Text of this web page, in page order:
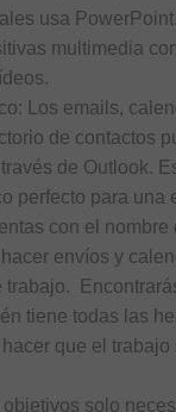
usa
multimedia
Los emails,
de contactos
de Outlook.
perfecto para una
con el nombre
envíos y
trabajo.
tiene todas las
que el trabajo
objetivos solo